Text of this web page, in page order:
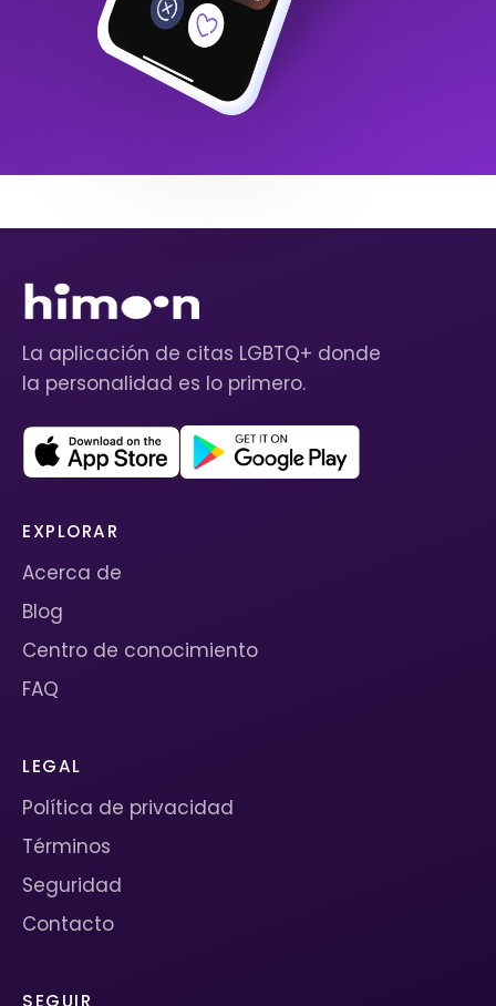
La aplicación de citas LGBTQ+ donde
la personalidad es lo primero.
EXPLORAR
Acerca de
Blog
Centro de conocimiento
FAQ
LEGAL
Política de privacidad
Términos
Seguridad
Contacto